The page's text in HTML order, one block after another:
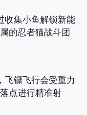
收集小鱼解锁新能
的忍者猫战斗团
飞镖飞行会受重力
点进行精准射